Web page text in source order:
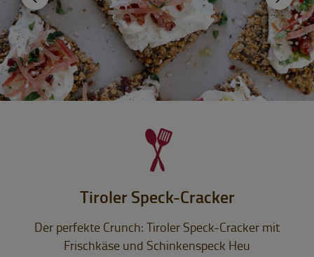
Tiroler Speck-Cracker
Der perfekte Crunch: Tiroler Speck-Cracker mit
Frischkäse und Schinkenspeck Heu